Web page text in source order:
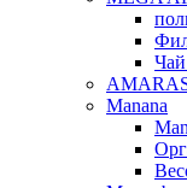
Чай
Manana